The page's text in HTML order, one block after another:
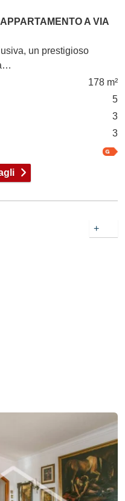
A VIA
un prestigioso
178 m²
5
3
3
+